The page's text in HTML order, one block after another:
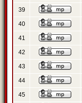
39
40
41
42
43
44
45